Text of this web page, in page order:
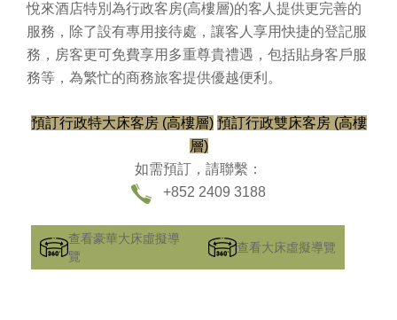
悅來酒店特別為行政客房(高樓層)的客人提供更完善的
服務，除了設有專用接待處，讓客人享用快捷的登記服
務，房客更可免費享用多重尊貴禮遇，包括貼身客戶服
務等，為繁忙的商務旅客提供優越便利。
預訂行政特大床客房 (高樓層) 預訂行政雙床客房 (高樓
層)
如需預訂，請聯繫：
+852 2409 3188
查看豪華大床虛擬導
覽
查看大床虛擬導覽